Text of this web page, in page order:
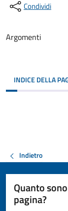
Condividi
Argomenti
INDICE DELLA
Indietro
Quanto
pagina?